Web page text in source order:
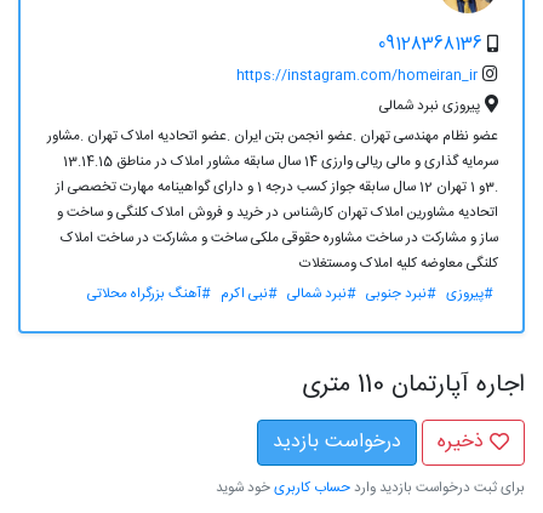
09128368136
https://instagram.com/homeiran_ir
پیروزی نبرد شمالی
عضو نظام مهندسی تهران .عضو انجمن بتن ایران .عضو اتحادیه املاک تهران .مشاور
سرمایه گذاری و مالی ریالی وارزی 14 سال سابقه مشاور املاک در مناطق 13.14.15
.3و 1 تهران 12 سال سابقه جواز کسب درجه 1 و دارای گواهینامه مهارت تخصصی از
اتحادیه مشاورین املاک تهران کارشناس در خرید و فروش املاک کلنگی و ساخت و
ساز و مشارکت در ساخت مشاوره حقوقی ملکی ساخت و مشارکت در ساخت املاک
کلنگی معاوضه کلیه املاک ومستغلات
#پیروزی #نبرد جنوبی #نبرد شمالی #نبی اکرم #آهنگ بزرگراه محلاتی
اجاره آپارتمان 110 متری
ذخیره درخواست بازدید
برای ثبت درخواست بازدید واردحساب کاربریخود شوید